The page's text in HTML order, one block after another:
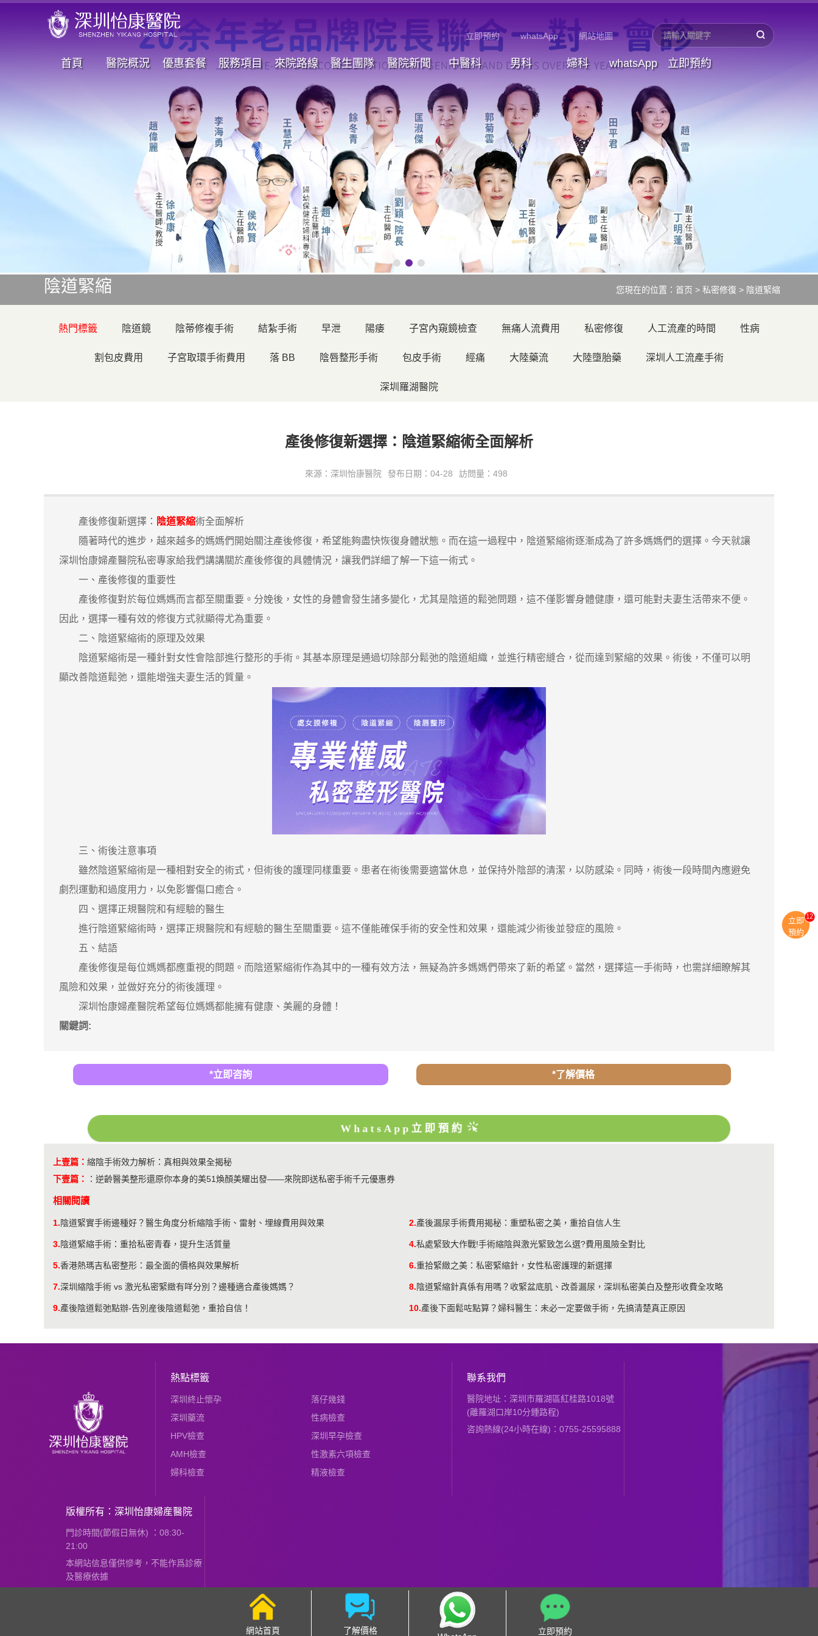
立即預約 whatsApp 網站地圖
首頁 醫院概況 優惠套餐 服務項目 來院路線 醫生團隊 醫院新聞 中醫科 男科 婦科 whatsApp 立即預約
陰道緊縮 您現在的位置： 首页 > 私密修復 > 陰道緊縮
熱門標籤 陰道鏡 陰蒂修複手術 結紮手術 早泄 陽痿 子宮內窺鏡檢查 無痛人流費用 私密修復 人工流產的時間 性病
割包皮費用 子宮取環手術費用 落 BB 陰唇整形手術 包皮手術 經痛 大陸藥流 大陸墮胎藥 深圳人工流產手術
深圳羅湖醫院
產後修復新選擇：陰道緊縮術全面解析
來源：深圳怡康醫院 發布日期：04-28 訪問量：498
產後修復新選擇： 陰道緊縮術全面解析
隨著時代的進步，越來越多的媽媽們開始關注產後修復，希望能夠盡快恢復身體狀態。而在這一過程中，陰道緊縮術逐漸成為了許多媽媽們的選擇。今天就讓
深圳怡康婦產醫院私密專家給我們講講關於產後修復的具體情況，讓我們詳細了解一下這一術式。
一、產後修復的重要性
產後修復對於每位媽媽而言都至關重要。分娩後，女性的身體會發生諸多變化，尤其是陰道的鬆弛問題，這不僅影響身體健康，還可能對夫妻生活帶來不便。
因此，選擇一種有效的修復方式就顯得尤為重要。
二、陰道緊縮術的原理及效果
陰道緊縮術是一種針對女性會陰部進行整形的手術。其基本原理是通過切除部分鬆弛的陰道組織，並進行精密縫合，從而達到緊縮的效果。術後，不僅可以明
顯改善陰道鬆弛，還能增強夫妻生活的質量。
三、術後注意事項
雖然陰道緊縮術是一種相對安全的術式，但術後的護理同樣重要。患者在術後需要適當休息，並保持外陰部的清潔，以防感染。同時，術後一段時間內應避免
劇烈運動和過度用力，以免影響傷口癒合。
四、選擇正規醫院和有經驗的醫生
進行陰道緊縮術時，選擇正規醫院和有經驗的醫生至關重要。這不僅能確保手術的安全性和效果，還能減少術後並發症的風險。
五、結語
產後修復是每位媽媽都應重視的問題。而陰道緊縮術作為其中的一種有效方法，無疑為許多媽媽們帶來了新的希望。當然，選擇這一手術時，也需詳細瞭解其
風險和效果，並做好充分的術後護理。
深圳怡康婦產醫院希望每位媽媽都能擁有健康、美麗的身體！
關鍵詞:
*立即咨詢 *了解價格
WhatsApp立即預約
上壹篇： 縮陰手術效力解析：真相與效果全揭秘
下壹篇：
： 逆齡醫美整形還原你本身的美51煥顏美耀出發——來院即送私密手術千元優惠券
相關閱讀
1.陰道緊實手術邊種好？醫生角度分析縮陰手術、雷射、埋線費用與效果 2.產後漏尿手術費用揭秘：重塑私密之美，重拾自信人生
3.陰道緊縮手術：重拾私密青春，提升生活質量 4.私處緊致大作戰!手術縮陰與激光緊致怎么選?費用風險全對比
5.香港熱瑪吉私密整形：最全面的價格與效果解析 6.重拾緊緻之美：私密緊縮針，女性私密護理的新選擇
7.深圳縮陰手術 vs 激光私密緊緻有咩分別？邊種適合產後媽媽？ 8.陰道緊縮針真係有用嗎？收緊盆底肌、改善漏尿，深圳私密美白及整形收費全攻略
9.產後陰道鬆弛點辦-告別産後陰道鬆弛，重拾自信！ 10.產後下面鬆咗點算？婦科醫生：未必一定要做手術，先搞清楚真正原因
熱點標籤
深圳終止懷孕
落仔幾錢
深圳藥流
性病檢查
HPV檢查
深圳早孕檢查
AMH檢查
性激素六項檢查
婦科檢查
精液檢查
聯系我們
醫院地址：深圳市羅湖區紅桂路1018號
(離羅湖口岸10分鍾路程)
咨詢熱線(24小時在線)：0755-25595888
版權所有：深圳怡康婦産醫院
門診時間(節假日無休) ：08:30-
21:00
本網站信息僅供慘考，不能作爲診療
及醫療依據
立即
預約
11
網站首頁 了解價格 立即預約